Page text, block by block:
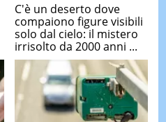
C'è un deserto dove
compaiono figure visibili
solo dal cielo: il mistero
irrisolto da 2000 anni ...